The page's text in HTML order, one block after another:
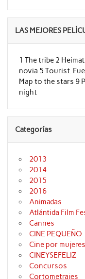
LAS MEJORES
1 The tribe 2
novia 5 Tourist.
Map to the stars 9
night
Categorías
2013
2014
2015
2016
Animadas
Atlántida Film
Cannes
CINE PEQUEÑO
Cine por mujeres
CINEYSEFELIZ
Concursos
Cortometrajes